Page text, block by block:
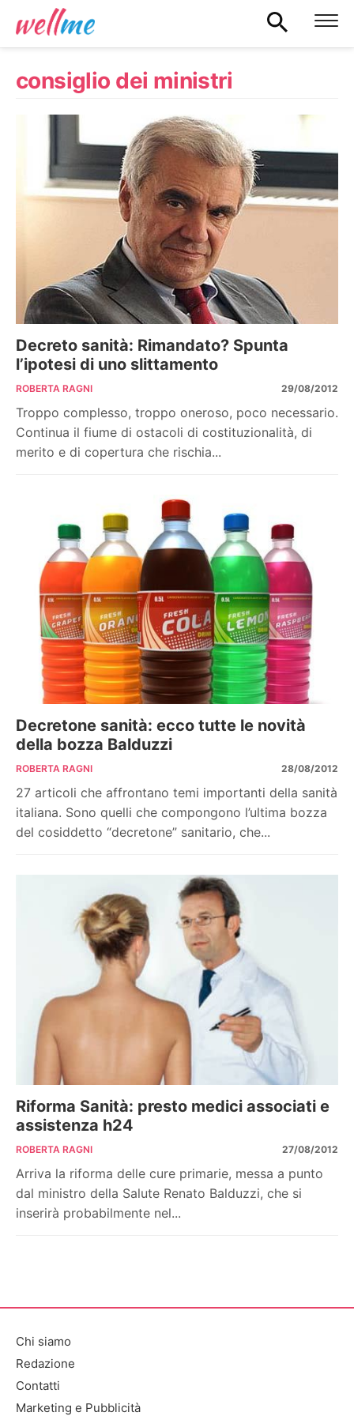
consiglio dei ministri
Decreto sanità: Rimandato? Spunta
l’ipotesi di uno slittamento
ROBERTA RAGNI 29/08/2012
Troppo complesso, troppo oneroso, poco necessario.
Continua il fiume di ostacoli di costituzionalità, di
merito e di copertura che rischia...
Decretone sanità: ecco tutte le novità
della bozza Balduzzi
ROBERTA RAGNI 28/08/2012
27 articoli che affrontano temi importanti della sanità
italiana. Sono quelli che compongono l’ultima bozza
del cosiddetto “decretone” sanitario, che...
Riforma Sanità: presto medici associati e
assistenza h24
ROBERTA RAGNI 27/08/2012
Arriva la riforma delle cure primarie, messa a punto
dal ministro della Salute Renato Balduzzi, che si
inserirà probabilmente nel...
Chi siamo
Redazione
Contatti
Marketing e Pubblicità